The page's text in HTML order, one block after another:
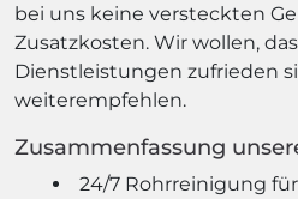
bei uns keine versteckten
Zusatzkosten. Wir wollen,
Dienstleistungen zufrieden
weiterempfehlen.
Zusammenfassung
24/7 Rohrreinigung